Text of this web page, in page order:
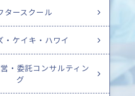
タースクール
・ケイキ・ハワイ
・委託コンサルティン
グ